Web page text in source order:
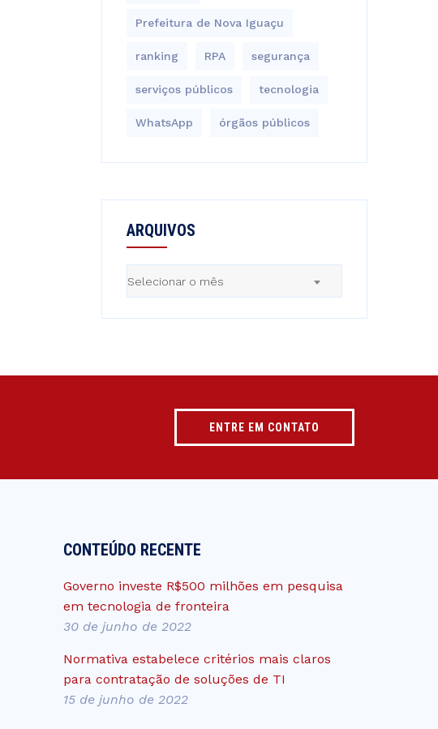
Prefeitura de Nova Iguaçu
ranking RPA segurança
serviços públicos tecnologia
WhatsApp órgãos públicos
ARQUIVOS
Selecionar o mês
ENTRE EM CONTATO
CONTEÚDO RECENTE
Governo investe R$500 milhões em pesquisa
em tecnologia de fronteira
30 de junho de 2022
Normativa estabelece critérios mais claros
para contratação de soluções de TI
15 de junho de 2022